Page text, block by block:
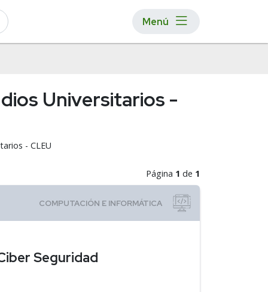
Menú
Universitarios -
- CLEU
Página 1 de 1
Seguridad